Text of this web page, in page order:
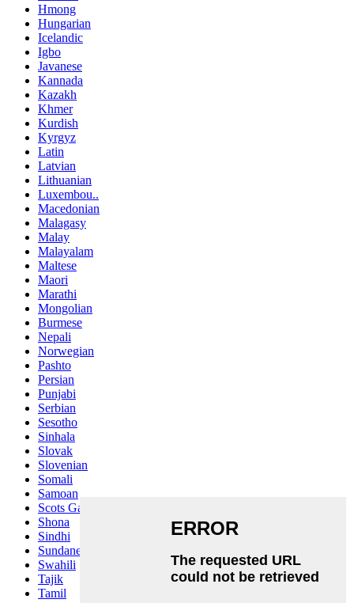
Hmong
Hungarian
Icelandic
Igbo
Javanese
Kannada
Kazakh
Khmer
Kurdish
Kyrgyz
Latin
Latvian
Lithuanian
Luxembou..
Macedonian
Malagasy
Malay
Malayalam
Maltese
Maori
Marathi
Mongolian
Burmese
Nepali
Norwegian
Pashto
Persian
Punjabi
Serbian
Sesotho
Sinhala
Slovak
Slovenian
Somali
Samoan
Scots Gaelic
Shona
Sindhi
Sundanese
Swahili
Tajik
Tamil